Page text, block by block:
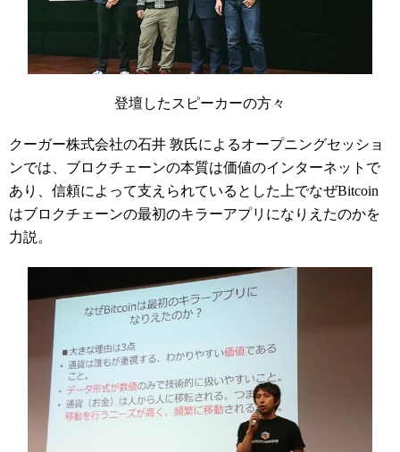
登壇したスピーカーの方々
クーガー株式会社の石井 敦氏によるオープニングセッショ
ンでは、ブロクチェーンの本質は価値のインターネットで
あり、信頼によって支えられているとした上でなぜBitcoin
はブロクチェーンの最初のキラーアプリになりえたのかを
力説。